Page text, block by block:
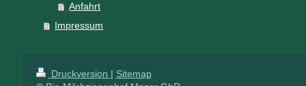
Anfahrt
Impressum
Druckversion | Sitemap